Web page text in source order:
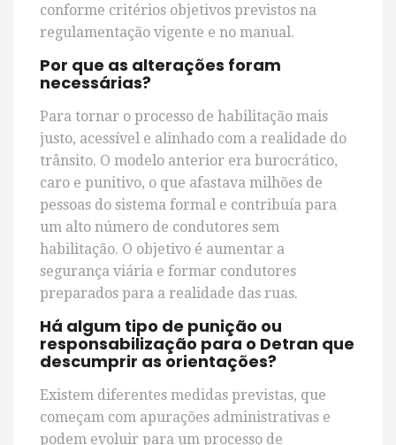
conforme critérios objetivos previstos na
regulamentação vigente e no manual.
Por que as alterações foram
necessárias?
Para tornar o processo de habilitação mais
justo, acessível e alinhado com a realidade do
trânsito. O modelo anterior era burocrático,
caro e punitivo, o que afastava milhões de
pessoas do sistema formal e contribuía para
um alto número de condutores sem
habilitação. O objetivo é aumentar a
segurança viária e formar condutores
preparados para a realidade das ruas.
Há algum tipo de punição ou
responsabilização para o Detran que
descumprir as orientações?
Existem diferentes medidas previstas, que
começam com apurações administrativas e
podem evoluir para um processo de